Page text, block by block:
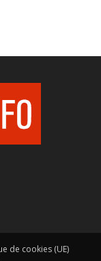
de cookies (UE)